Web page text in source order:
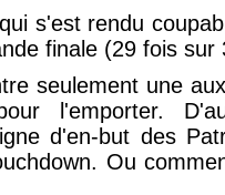
s'est rendu
finale (29 fois sur
seulement une
l'emporter.
d'en-but des
Ou